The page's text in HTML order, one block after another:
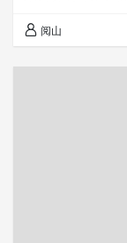
https://
Free3D：
阅山